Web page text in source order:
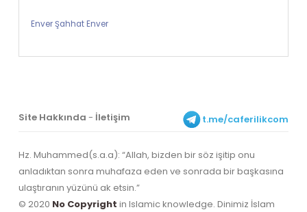
Enver Şahhat Enver
Site Hakkında - İletişim t.me/caferilikcom
Hz. Muhammed(s.a.a): “Allah, bizden bir söz işitip onu
anladıktan sonra muhafaza eden ve sonrada bir başkasına
ulaştıranın yüzünü ak etsin.”
© 2020 No Copyright in Islamic knowledge. Dinimiz İslam